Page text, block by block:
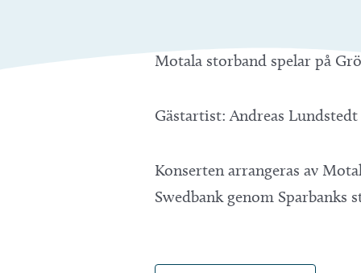
Motala storband spelar på
Gästartist: Andreas Lundstedt
Konserten arrangeras av
Swedbank genom Sparbanks